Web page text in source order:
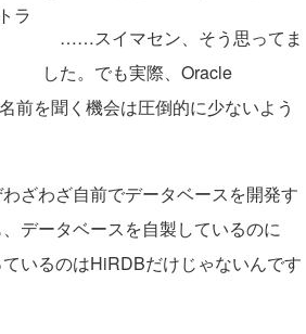
ラ
……スイマセン、そう思ってま
した。でも実際、Oracle
前を聞く機会は圧倒的に少ないよう
ざわざ自前でデータベースを開発す
データベースを自製しているのに
いるのはHiRDBだけじゃないんです